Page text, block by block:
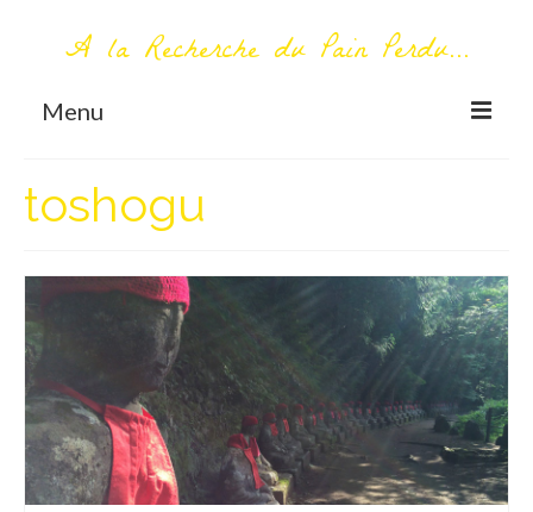
A la Recherche du Pain Perdu...
Menu
Première visite – A propos
Me contacter
AUTOUR DU MONDE
AFRIQUE
La Réunion
AMERIQUE DU SUD
toshogu